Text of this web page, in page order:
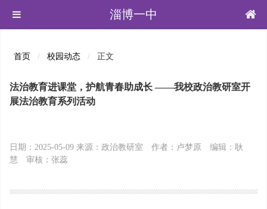
淄博一中
首页 校园动态 正文
法治教育进课堂，护航青春助成长 ——我校政治教研室开
展法治教育系列活动
日期：2025-05-09 来源：政治教研室 作者：卢梦原 编辑：耿
慧 审核：张蕊